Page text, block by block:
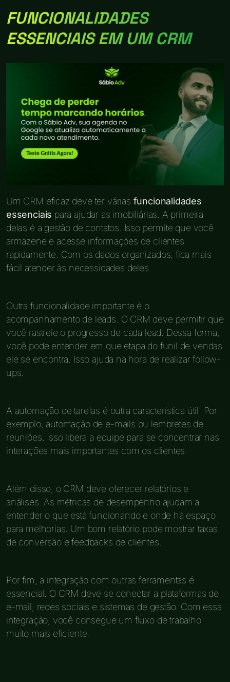
FUNCIONALIDADES
ESSENCIAIS EM UM CRM
Um CRM eficaz deve ter várias funcionalidades
essenciais para ajudar as imobiliárias. A primeira
delas é a gestão de contatos. Isso permite que você
armazene e acesse informações de clientes
rapidamente. Com os dados organizados, fica mais
fácil atender às necessidades deles.
Outra funcionalidade importante é o
acompanhamento de leads. O CRM deve permitir que
você rastreie o progresso de cada lead. Dessa forma,
você pode entender em que etapa do funil de vendas
ele se encontra. Isso ajuda na hora de realizar follow-
ups.
A automação de tarefas é outra característica útil. Por
exemplo, automação de e-mails ou lembretes de
reuniões. Isso libera a equipe para se concentrar nas
interações mais importantes com os clientes.
Além disso, o CRM deve oferecer relatórios e
análises. As métricas de desempenho ajudam a
entender o que está funcionando e onde há espaço
para melhorias. Um bom relatório pode mostrar taxas
de conversão e feedbacks de clientes.
Por fim, a integração com outras ferramentas é
essencial. O CRM deve se conectar a plataformas de
e-mail, redes sociais e sistemas de gestão. Com essa
integração, você consegue um fluxo de trabalho
muito mais eficiente.